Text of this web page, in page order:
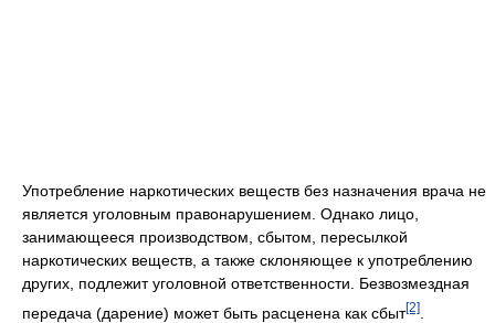
Употребление наркотических веществ без назначения врача не
является уголовным правонарушением. Однако лицо,
занимающееся производством, сбытом, пересылкой
наркотических веществ, а также склоняющее к употреблению
других, подлежит уголовной ответственности. Безвозмездная
передача (дарение) может быть расценена как сбыт[2]